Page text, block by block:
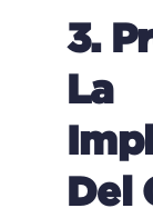
3.
La
Del